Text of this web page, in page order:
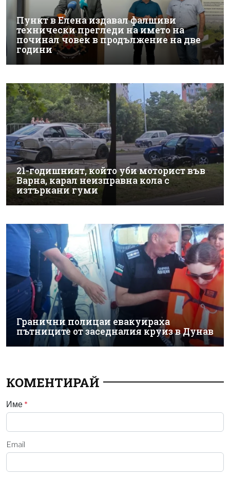
Пункт в Елена издавал фалшиви
технически прегледи на името на
починал човек в продължение на две
години
21-годишният, който уби моторист във
Варна, карал неизправна кола с
изтъркани гуми
Гранични полицаи евакуираха
пътниците от заседналия круиз в Дунав
КОМЕНТИРАЙ
Име *
Email